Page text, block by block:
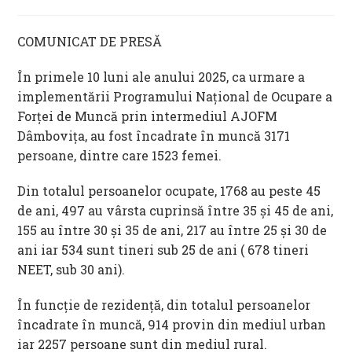
COMUNICAT DE PRESĂ
În primele 10 luni ale anului 2025, ca urmare a
implementării Programului Naţional de Ocupare a
Forţei de Muncă prin intermediul AJOFM
Dâmbovița, au fost încadrate în muncă 3171
persoane, dintre care 1523 femei.
Din totalul persoanelor ocupate, 1768 au peste 45
de ani, 497 au vârsta cuprinsă între 35 și 45 de ani,
155 au între 30 și 35 de ani, 217 au între 25 și 30 de
ani iar 534 sunt tineri sub 25 de ani ( 678 tineri
NEET, sub 30 ani).
În funcţie de rezidenţă, din totalul persoanelor
încadrate în muncă, 914 provin din mediul urban
iar 2257 persoane sunt din mediul rural.